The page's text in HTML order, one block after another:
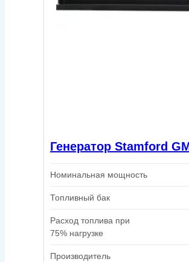
Генератор Stamford
Номинальная мощность
Топливный бак
Расход топлива при
75% нагрузке
Производитель